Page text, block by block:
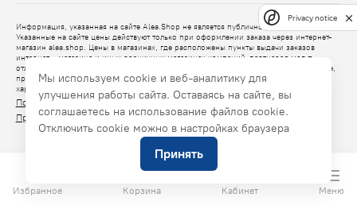
Избранное Корзина Кабинет Меню
Информация, указанная на сайте Alea.Shop не является публичной офертой.
Указанные на сайте цены действуют только при оформлении заказа через интернет-
магазин alea.shop. Цены в магазинах, где расположены пункты выдачи заказов
интернет - магазина и иных розничных магазинах компаний-партнеров могут
отличаться от указанных на сайте. Данные партнеров компании, указанные на сайте,
предоставлены самими партнерами и носят исключительно информационный
характер.
Политика конфиденциальности
Правила продажи товаров alea.shop
Мы используем cookie и веб-аналитику для
улучшения работы сайта. Оставаясь на сайте, вы
соглашаетесь на использование файлов cookie.
Отключить cookie можно в настройках браузера
Принять
Privacy notice